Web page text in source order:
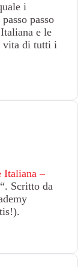
i
passo
e le
vita di tutti i
Italiana –
“. Scritto da